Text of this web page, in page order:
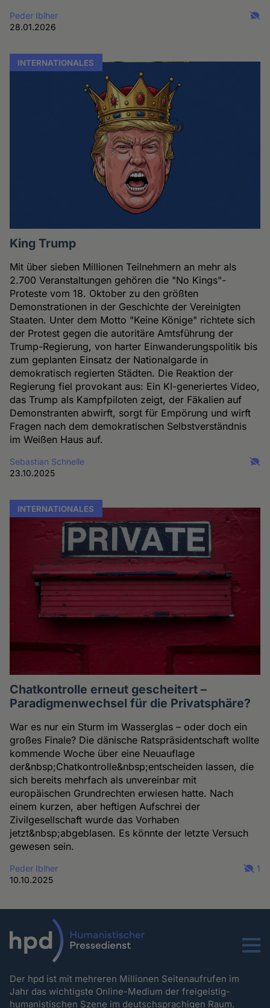
Peder Iblher
28.01.2026
INTERNATIONALES
King Trump
Mit über sieben Millionen Teilnehmern an mehr als
2.700 Veranstaltungen gehören die "No Kings"-
Proteste vom 18. Oktober zu den größten
Demonstrationen in der Geschichte der Vereinigten
Staaten. Unter dem Motto "Keine Könige" richtete sich
der Protest gegen die autoritäre Amtsführung der
Trump-Regierung, von harter Einwanderungspolitik bis
zum geplanten Einsatz der Nationalgarde in
demokratisch regierten Städten. Die Reaktion der
Regierung fiel provokant aus: Ein KI-generiertes Video,
das Trump als Kampfpiloten zeigt, der Fäkalien auf
Demonstranten abwirft, sorgt für Empörung und wirft
Fragen nach dem demokratischen Selbstverständnis
im Weißen Haus auf.
Sebastian Schnelle
23.10.2025
INTERNATIONALES
Chatkontrolle erneut gescheitert –
Paradigmenwechsel für die Privatsphäre?
War es nur ein Sturm im Wasserglas – oder doch ein
großes Finale? Die dänische Ratspräsidentschaft wollte
kommende Woche über eine Neuauflage
der&nbsp;Chatkontrolle&nbsp;entscheiden lassen, die
sich bereits mehrfach als unvereinbar mit
europäischen Grundrechten erwiesen hatte. Nach
einem kurzen, aber heftigen Aufschrei der
Zivilgesellschaft wurde das Vorhaben
jetzt&nbsp;abgeblasen. Es könnte der letzte Versuch
gewesen sein.
Peder Iblher
10.10.2025
1
Menu
Der hpd ist mit mehreren Millionen Seitenaufrufen im
Jahr das wichtigste Online-Medium der freigeistig-
humanistischen Szene im deutschsprachigen Raum.